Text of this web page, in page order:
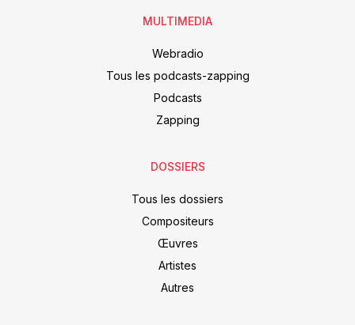
MULTIMEDIA
Webradio
Tous les podcasts-zapping
Podcasts
Zapping
DOSSIERS
Tous les dossiers
Compositeurs
Œuvres
Artistes
Autres